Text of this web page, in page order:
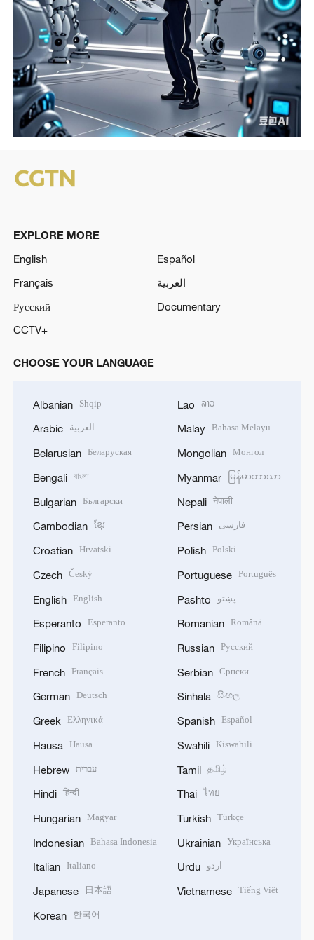
EXPLORE MORE
English
Español
Français
العربية
Русский
Documentary
CCTV+
CHOOSE YOUR LANGUAGE
Albanian Shqip
Arabic العربية
Belarusian Беларуская
Bengali বাংলা
Bulgarian Български
Cambodian ខ្មែរ
Croatian Hrvatski
Czech Český
English English
Esperanto Esperanto
Filipino Filipino
French Français
German Deutsch
Greek Ελληνικά
Hausa Hausa
Hebrew עברית
Hindi हिन्दी
Hungarian Magyar
Indonesian Bahasa Indonesia
Italian Italiano
Japanese 日本語
Korean 한국어
Lao ລາວ
Malay Bahasa Melayu
Mongolian Монгол
Myanmar မြန်မာဘာသာ
Nepali नेपाली
Persian فارسی
Polish Polski
Portuguese Português
Pashto پښتو
Romanian Română
Russian Русский
Serbian Српски
Sinhala සිංහල
Spanish Español
Swahili Kiswahili
Tamil தமிழ்
Thai ไทย
Turkish Türkçe
Ukrainian Українська
Urdu اردو
Vietnamese Tiếng Việt